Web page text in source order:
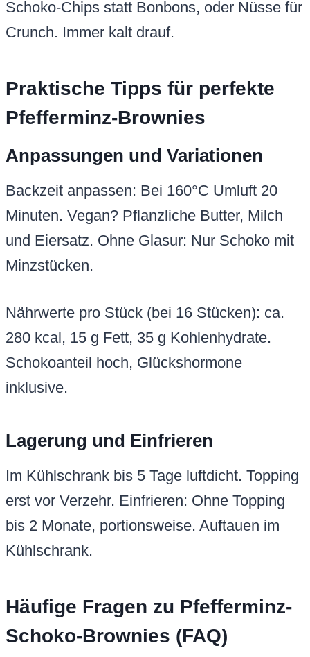
Schoko-Chips statt Bonbons, oder Nüsse für
Crunch. Immer kalt drauf.
Praktische Tipps für perfekte
Pfefferminz-Brownies
Anpassungen und Variationen
Backzeit anpassen: Bei 160°C Umluft 20
Minuten. Vegan? Pflanzliche Butter, Milch
und Eiersatz. Ohne Glasur: Nur Schoko mit
Minzstücken.
Nährwerte pro Stück (bei 16 Stücken): ca.
280 kcal, 15 g Fett, 35 g Kohlenhydrate.
Schokoanteil hoch, Glückshormone
inklusive.
Lagerung und Einfrieren
Im Kühlschrank bis 5 Tage luftdicht. Topping
erst vor Verzehr. Einfrieren: Ohne Topping
bis 2 Monate, portionsweise. Auftauen im
Kühlschrank.
Häufige Fragen zu Pfefferminz-
Schoko-Brownies (FAQ)